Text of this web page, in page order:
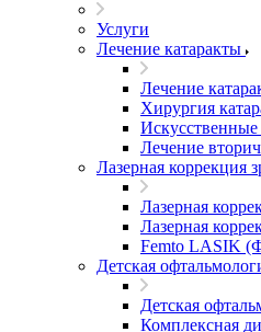
Услуги
Лечение катаракты
Лечение
Хирургия
Искусственные
Лечение
Лазерная коррекция
Лазерная
Лазерная
Femto LASIK
Детская
Детская
Комплексная